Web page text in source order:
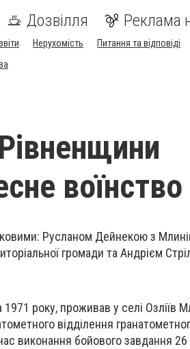
Дозвілля Реклама
Нерухомість Питання та відповіді
воїнство
Русланом Дейнекою з
громади та Андрієм
року, проживав у селі Озліїв
відділення
виконання бойового завдання